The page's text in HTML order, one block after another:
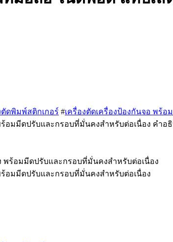
ตัดพิมพ์สติกเกอร์ #เครื่องตัดเครื่องป้องกันจอ พร้อ
มีดปรับและกรอบที่มั่นคงสําหรับต่อเนื่อง คําอธิบ
อมมีดปรับและกรอบที่มั่นคงสําหรับต่อเนื่อง